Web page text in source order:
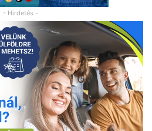
- Hirdetés -